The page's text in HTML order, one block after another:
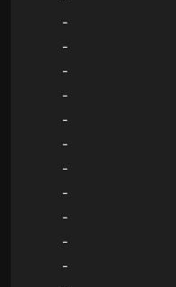
-
-
-
-
-
-
-
-
-
-
-